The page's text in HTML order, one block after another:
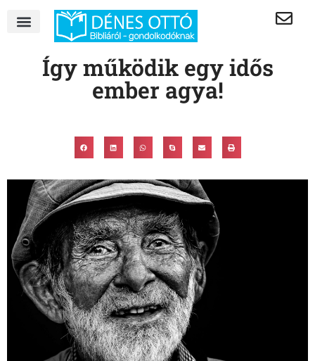
Így működik egy idős
ember agya!